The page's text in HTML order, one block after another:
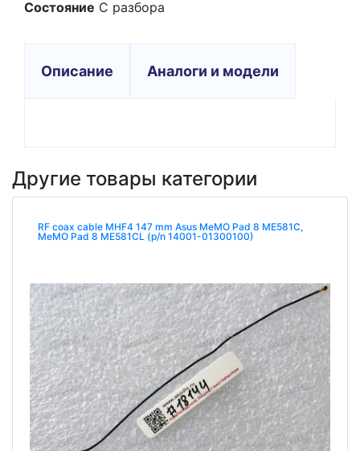
Состояние С разбора
Описание Аналоги и модели
Другие товары категории
RF coax cable MHF4 147 mm Asus MeMO Pad 8 ME581C,
MeMO Pad 8 ME581CL (p/n 14001-01300100)